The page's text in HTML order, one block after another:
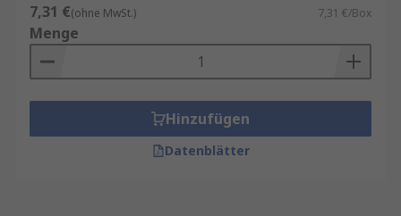
7,31 €(ohne MwSt.) 7,31 €/Box
Menge
Hinzufügen
Datenblätter